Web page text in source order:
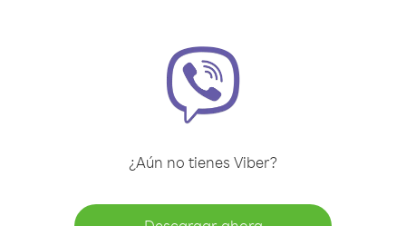
¿Aún no tienes Viber?